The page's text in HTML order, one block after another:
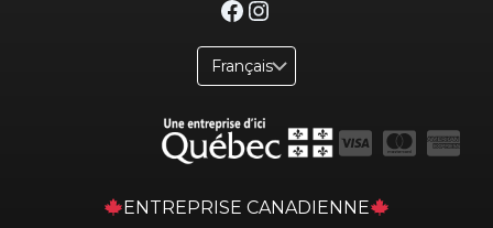
Facebook
Instagram
ENTREPRISE CANADIENNE